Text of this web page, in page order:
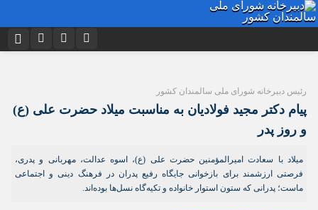
توییتر
رمز عبور
مرا به خاطر بسپار
رئیس دبیرخانه شورای ملی سالمندان کشور
پیام دکتر مجید فولادیان به مناسبت میلاد حضرت علی (ع)
و روز پدر
میلاد با سعادت امیرالمؤمنین حضرت علی (ع)، اسوه عدالت، مهربانی و پدری،
فرصتی ارزشمند برای بازخوانی جایگاه رفیع پدران در فرهنگ دینی و اجتماعی
ماست؛ پدرانی که ستون استوار خانواده و تکیه‌گاه نسل‌ها بوده‌اند.
دیدگاه های ارسال شده توسط شما، پس از تایید توسط تیم مدیریت در وب
منتشر خواهد شد.
پیام هایی که حاوی تهمت یا افترا باشد منتشر نخواهد شد.